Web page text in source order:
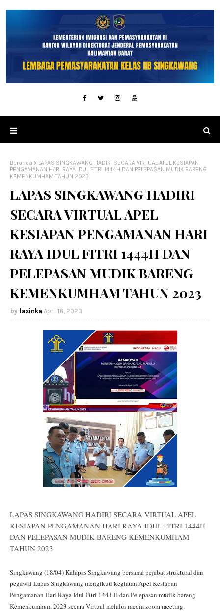
Beranda
LAPAS SINGKAWANG HADIRI SECARA VIRTUAL APEL KESIAPAN
PENGAMANAN HARI RAYA IDUL FITRI 1444H DAN PELEPASAN MUDIK BARENG
KEMENKUMHAM TAHUN 2023
LAPAS SINGKAWANG HADIRI
SECARA VIRTUAL APEL
KESIAPAN PENGAMANAN HARI
RAYA IDUL FITRI 1444H DAN
PELEPASAN MUDIK BARENG
KEMENKUMHAM TAHUN 2023
lasinka April 18, 2023
LAPAS SINGKAWANG HADIRI SECARA VIRTUAL APEL
KESIAPAN PENGAMANAN HARI RAYA IDUL FITRI 1444H
DAN PELEPASAN MUDIK BARENG KEMENKUMHAM
TAHUN 2023
Singkawang (18/04) Kalapas Singkawang bersama pejabat struktural dan
pegawai Lapas Singkawang mengikuti kegiatan Apel Kesiapan
Pengamanan Hari Raya Idul Fitri 1444 H dan Pelepasan mudik bareng
Kemenkumham 2023 secara Virtual melalui media zoom meeting.